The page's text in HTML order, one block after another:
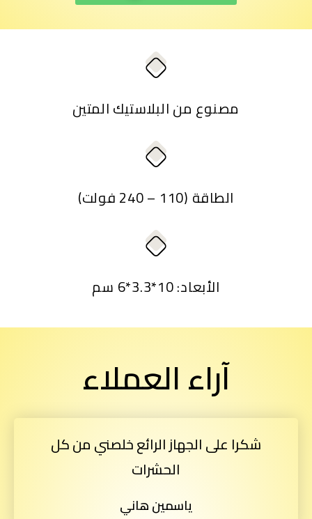
مصنوع من البلاستيك المتين
الطاقة (110 – 240 فولت)
الأبعاد: 10*3.3*6 سم
آراء العملاء
شكرا على الجهاز الرائع خلصني من كل
الحشرات
ياسمين هاني